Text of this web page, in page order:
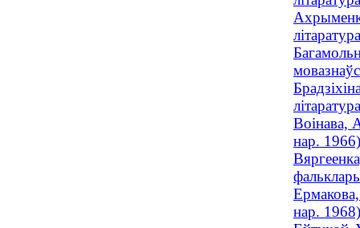
Воінава,
нар. 1966)
нар. 1968)